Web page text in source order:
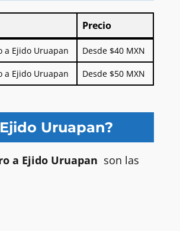
Precio
Precio
a Ejido Uruapan Desde $40 MXN
a Ejido Uruapan Desde $50 MXN
Uruapan?
a Ejido Uruapan son las